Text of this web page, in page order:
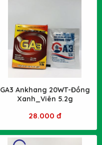
GA3 Ankhang 20WT-Đồng
Xanh_Viên 5.2g
28.000 đ